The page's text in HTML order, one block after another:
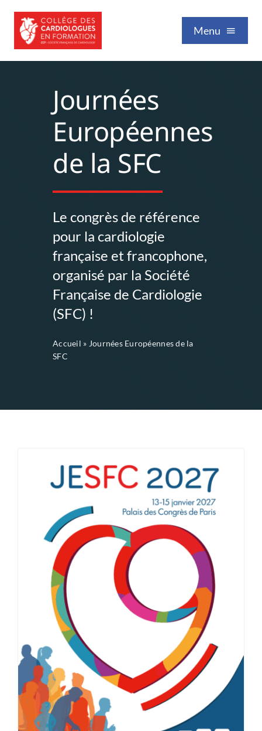
contenu
Menu
Formation / Enseignement
Vie professionnelle
Événements
Journées
Européennes
de la SFC
Le congrès de référence
pour la cardiologie
française et francophone,
organisé par la Société
Française de Cardiologie
(SFC) !
Accueil » Journées Européennes de la
SFC